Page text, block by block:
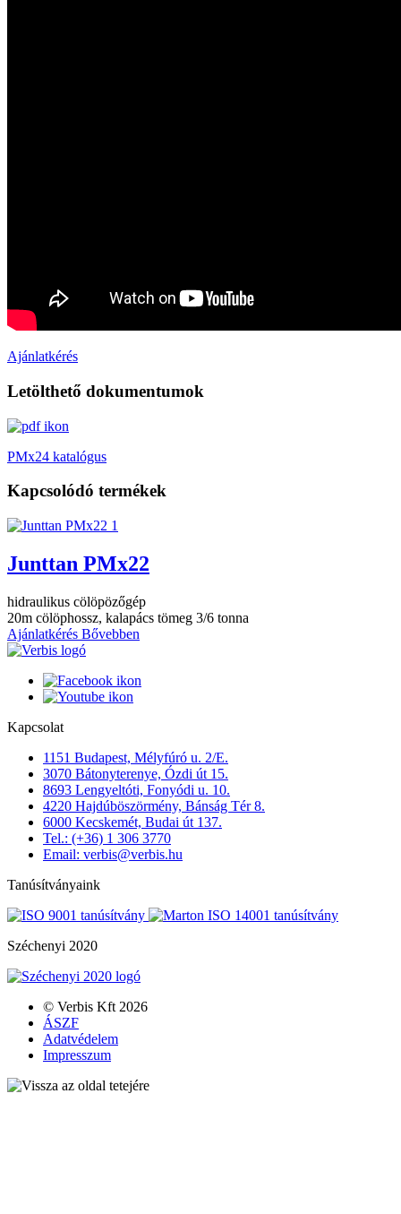
Ajánlatkérés
Letölthető dokumentumok
PMx24 katalógus
Kapcsolódó termékek
Junttan PMx22
hidraulikus cölöpözőgép
20m cölöphossz, kalapács tömeg 3/6 tonna
Ajánlatkérés Bővebben
Kapcsolat
1151 Budapest, Mélyfúró u. 2/E.
3070 Bátonyterenye, Ózdi út 15.
8693 Lengyeltóti, Fonyódi u. 10.
4220 Hajdúböszörmény, Bánság Tér 8.
6000 Kecskemét, Budai út 137.
Tel.: (+36) 1 306 3770
Email: verbis@verbis.hu
Tanúsítványaink
Széchenyi 2020
© Verbis Kft 2026
ÁSZF
Adatvédelem
Impresszum